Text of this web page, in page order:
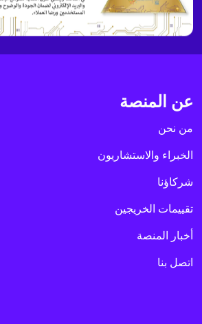
عن المنصة
من نحن
الخبراء والاستشاريون
شركاؤنا
تقييمات الخريجين
أخبار المنصة
اتصل بنا